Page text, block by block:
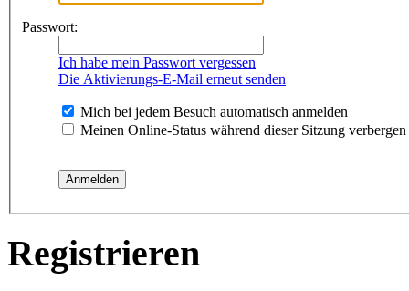
Passwort:
Ich habe mein Passwort vergessen
Die Aktivierungs-E-Mail erneut senden
Mich bei jedem Besuch automatisch anmelden
Meinen Online-Status während dieser Sitzung verbergen
Registrieren